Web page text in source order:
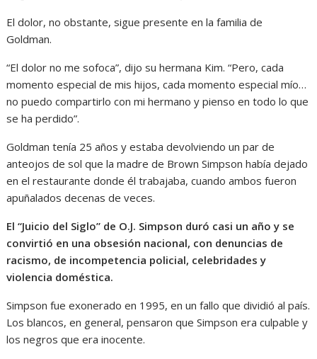
El dolor, no obstante, sigue presente en la familia de
Goldman.
“El dolor no me sofoca”, dijo su hermana Kim. “Pero, cada
momento especial de mis hijos, cada momento especial mío…
no puedo compartirlo con mi hermano y pienso en todo lo que
se ha perdido”.
Goldman tenía 25 años y estaba devolviendo un par de
anteojos de sol que la madre de Brown Simpson había dejado
en el restaurante donde él trabajaba, cuando ambos fueron
apuñalados decenas de veces.
El “Juicio del Siglo” de O.J. Simpson duró casi un año y se
convirtió en una obsesión nacional, con denuncias de
racismo, de incompetencia policial, celebridades y
violencia doméstica.
Simpson fue exonerado en 1995, en un fallo que dividió al país.
Los blancos, en general, pensaron que Simpson era culpable y
los negros que era inocente.